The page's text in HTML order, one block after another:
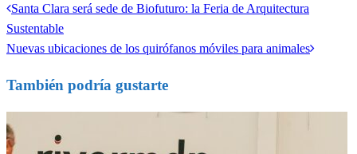
Navegación
de
Entrada
anterior
Santa Clara será sede de Biofuturo: la Feria de Arquitectura
Sustentable
Entrada
Nuevas ubicaciones de los quirófanos móviles para animales
También podría gustarte